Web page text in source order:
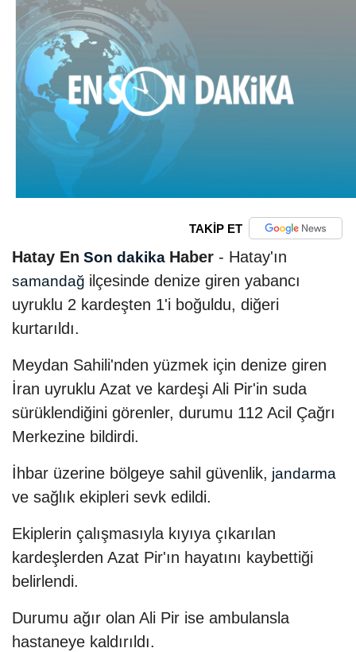
TAKİP ET
Hatay En Son dakika Haber - Hatay'ın
samandağ ilçesinde denize giren yabancı
uyruklu 2 kardeşten 1'i boğuldu, diğeri
kurtarıldı.
Meydan Sahili'nden yüzmek için denize giren
İran uyruklu Azat ve kardeşi Ali Pir'in suda
sürüklendiğini görenler, durumu 112 Acil Çağrı
Merkezine bildirdi.
İhbar üzerine bölgeye sahil güvenlik, jandarma
ve sağlık ekipleri sevk edildi.
Ekiplerin çalışmasıyla kıyıya çıkarılan
kardeşlerden Azat Pir'ın hayatını kaybettiği
belirlendi.
Durumu ağır olan Ali Pir ise ambulansla
hastaneye kaldırıldı.